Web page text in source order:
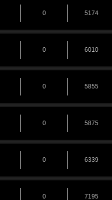
0 5174
0 6010
0 5855
0 5875
0 6339
0 7195